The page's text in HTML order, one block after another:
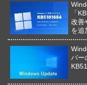
「
改善
を追
バー